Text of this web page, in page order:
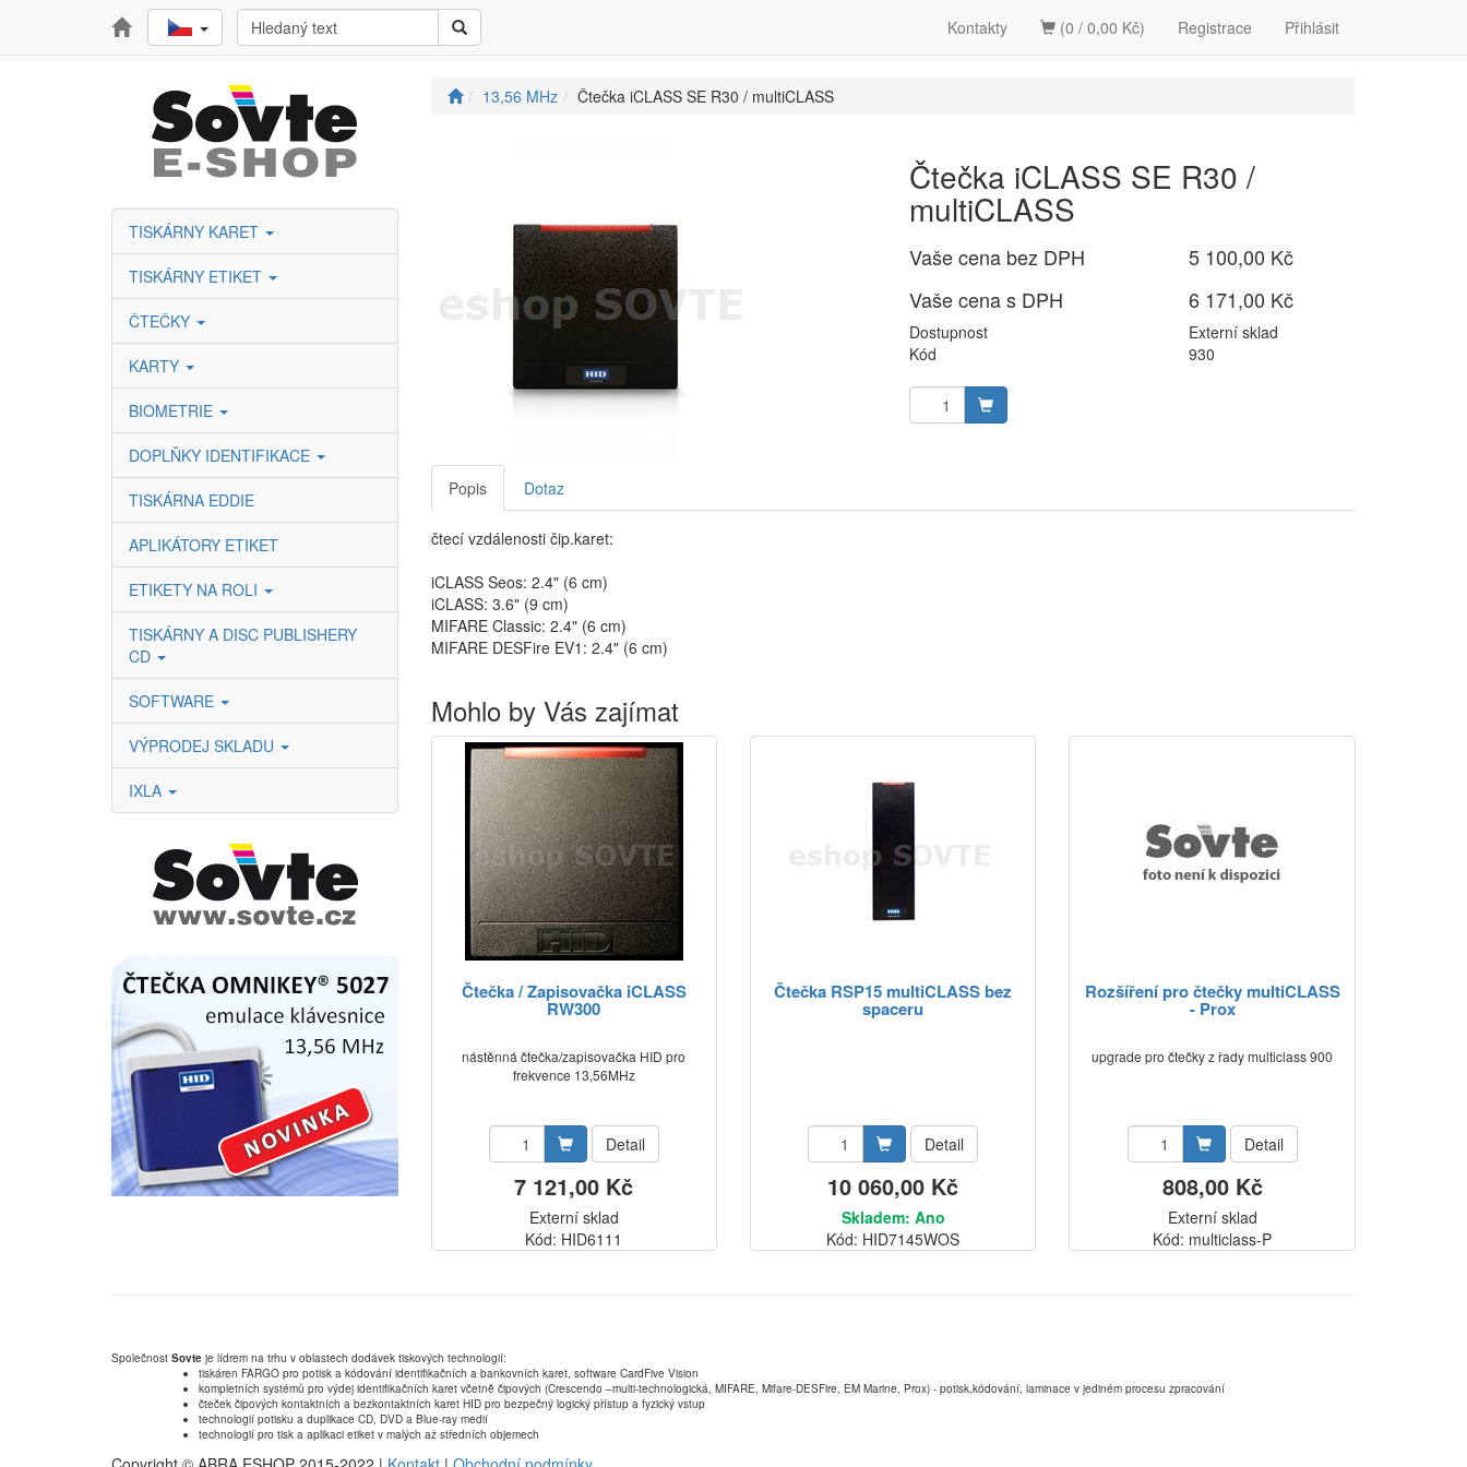
Registrace Přihlásit
Kontakty (0 / 0,00 Kč)
TISKÁRNY KARET
TISKÁRNY ETIKET
ČTEČKY
KARTY
BIOMETRIE
DOPLŇKY IDENTIFIKACE
TISKÁRNA EDDIE
APLIKÁTORY ETIKET
ETIKETY NA ROLI
TISKÁRNY A DISC PUBLISHERY
CD
SOFTWARE
VÝPRODEJ SKLADU
IXLA
13,56 MHz Čtečka iCLASS SE R30 / multiCLASS
Čtečka iCLASS SE R30 /
multiCLASS
Vaše cena bez DPH
5 100,00 Kč
Vaše cena s DPH
6 171,00 Kč
Dostupnost
Externí sklad
Kód
930
Popis Dotaz
čtecí vzdálenosti čip.karet:
iCLASS Seos: 2.4" (6 cm)
iCLASS: 3.6" (9 cm)
MIFARE Classic: 2.4" (6 cm)
MIFARE DESFire EV1: 2.4" (6 cm)
Mohlo by Vás zajímat
Čtečka / Zapisovačka iCLASS
RW300
nástěnná čtečka/zapisovačka HID pro
frekvence 13,56MHz
Detail
7 121,00 Kč
Externí sklad
Kód: HID6111
Čtečka RSP15 multiCLASS bez
spaceru
Detail
10 060,00 Kč
Skladem: Ano
Kód: HID7145WOS
Rozšíření pro čtečky multiCLASS
- Prox
upgrade pro čtečky z řady multiclass 900
Detail
808,00 Kč
Externí sklad
Kód: multiclass-P
Společnost Sovte je lídrem na trhu v oblastech dodávek tiskových technologií:
tiskáren FARGO pro potisk a kódování identifikačních a bankovních karet, software CardFive Vision
kompletních systémů pro výdej identifikačních karet včetně čipových (Crescendo –multi-technologická, MIFARE, Mifare-DESFire, EM Marine, Prox) - potisk,kódování, laminace v jediném procesu zpracování
čteček čipových kontaktních a bezkontaktních karet HID pro bezpečný logický přístup a fyzický vstup
technologií potisku a duplikace CD, DVD a Blue-ray medií
technologií pro tisk a aplikaci etiket v malých až středních objemech